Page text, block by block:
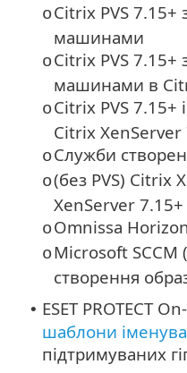
oCitrix PVS 7.15+
машинами
oCitrix PVS 7.15+
машинами в
oCitrix PVS 7.15+
Citrix XenServer
oСлужби
o(без PVS) Citrix
XenServer 7.15+
oOmnissa
oMicrosoft SCCM
створення
• ESET PROTECT
шаблони
підтримуваних